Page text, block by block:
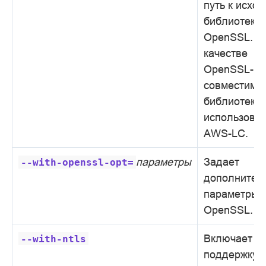
путь к
библиотеки
OpenSSL. В
качестве
OpenSSL-
AWS-LC.
--with-openssl-opt= параметры
Задает
параметры
OpenSSL.
--with-ntls
Включает
поддержку